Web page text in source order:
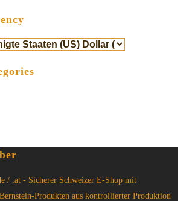
/ .at - Sicherer Schweizer E-Shop mit
Produkten aus kontrollierter Produktion